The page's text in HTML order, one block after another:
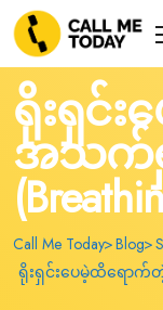
ရိုးရှင်
အသက်ရှူ
Call Me Today Blog
ရိုးရှင်းပေမဲ့ထိရောက်တဲ့